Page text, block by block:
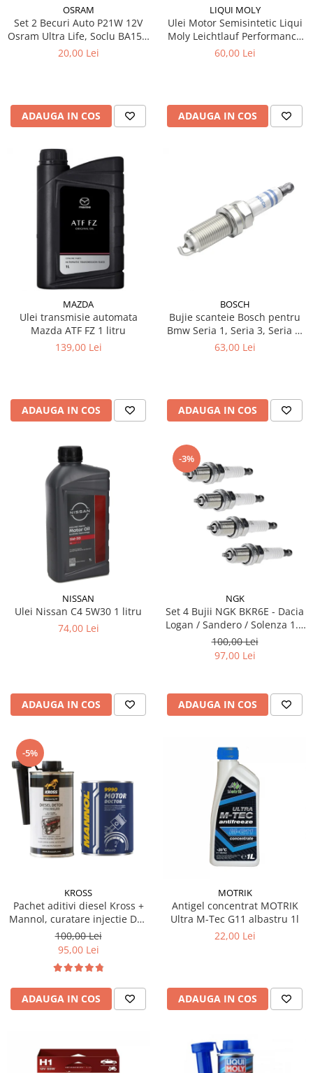
OSRAM
Set 2 Becuri Auto P21W 12V
Osram Ultra Life, Soclu BA15s,
Durata de Viata Extinsa (4x),
20,00 Lei
ADAUGA IN COS
LIQUI MOLY
Ulei Motor Semisintetic Liqui
Moly Leichtlauf Performance
10W-40 1 litru
60,00 Lei
ADAUGA IN COS
MAZDA
Ulei transmisie automata
Mazda ATF FZ 1 litru
139,00 Lei
ADAUGA IN COS
BOSCH
Bujie scanteie Bosch pentru
Bmw Seria 1, Seria 3, Seria 5,
Seria 6, Seria 7, X1, X3, X5, Z4
63,00 Lei
ADAUGA IN COS
NISSAN
Ulei Nissan C4 5W30 1 litru
74,00 Lei
ADAUGA IN COS
-3%
NGK
Set 4 Bujii NGK BKR6E - Dacia
Logan / Sandero / Solenza 1.4
& 1.6 MPI - Kit Complet
100,00 Lei
97,00 Lei
ADAUGA IN COS
-5%
KROSS
Pachet aditivi diesel Kross +
Mannol, curatare injectie DPF
si stabilizare ulei
100,00 Lei
95,00 Lei
ADAUGA IN COS
MOTRIK
Antigel concentrat MOTRIK
Ultra M-Tec G11 albastru 1l
22,00 Lei
ADAUGA IN COS